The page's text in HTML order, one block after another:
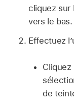
cliquez sur
vers le bas.
Effectuez
Cliquez
de